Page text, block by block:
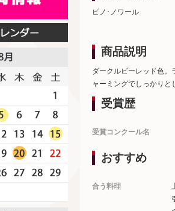
ピノ･ノワール
商品説明
ダークルビーレッド色。
ャーミングでしっかり
受賞歴
受賞コンクール名
おすすめ
合う料理